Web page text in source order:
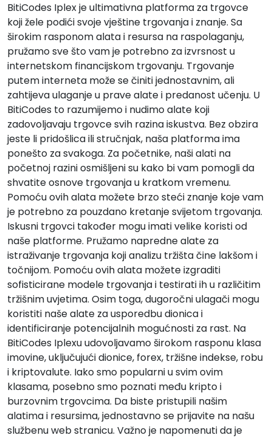
BitiCodes Iplex je ultimativna platforma za trgovce
koji žele podići svoje vještine trgovanja i znanje. Sa
širokim rasponom alata i resursa na raspolaganju,
pružamo sve što vam je potrebno za izvrsnost u
internetskom financijskom trgovanju. Trgovanje
putem interneta može se činiti jednostavnim, ali
zahtijeva ulaganje u prave alate i predanost učenju. U
BitiCodes to razumijemo i nudimo alate koji
zadovoljavaju trgovce svih razina iskustva. Bez obzira
jeste li pridošlica ili stručnjak, naša platforma ima
ponešto za svakoga. Za početnike, naši alati na
početnoj razini osmišljeni su kako bi vam pomogli da
shvatite osnove trgovanja u kratkom vremenu.
Pomoću ovih alata možete brzo steći znanje koje vam
je potrebno za pouzdano kretanje svijetom trgovanja.
Iskusni trgovci također mogu imati velike koristi od
naše platforme. Pružamo napredne alate za
istraživanje trgovanja koji analizu tržišta čine lakšom i
točnijom. Pomoću ovih alata možete izgraditi
sofisticirane modele trgovanja i testirati ih u različitim
tržišnim uvjetima. Osim toga, dugoročni ulagači mogu
koristiti naše alate za usporedbu dionica i
identificiranje potencijalnih mogućnosti za rast. Na
BitiCodes Iplexu udovoljavamo širokom rasponu klasa
imovine, uključujući dionice, forex, tržišne indekse, robu
i kriptovalute. Iako smo popularni u svim ovim
klasama, posebno smo poznati među kripto i
burzovnim trgovcima. Da biste pristupili našim
alatima i resursima, jednostavno se prijavite na našu
službenu web stranicu. Važno je napomenuti da je